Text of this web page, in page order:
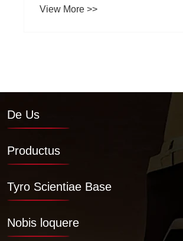
De Us
Productus
Tyro Scientiae Base
Nobis loquere